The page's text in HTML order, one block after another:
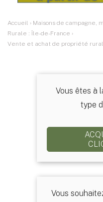
Accueil › Maisons de campagne,
Rurale : Île-de-France ›
Vente et achat de propriété
Vous êtes à
type
Vous